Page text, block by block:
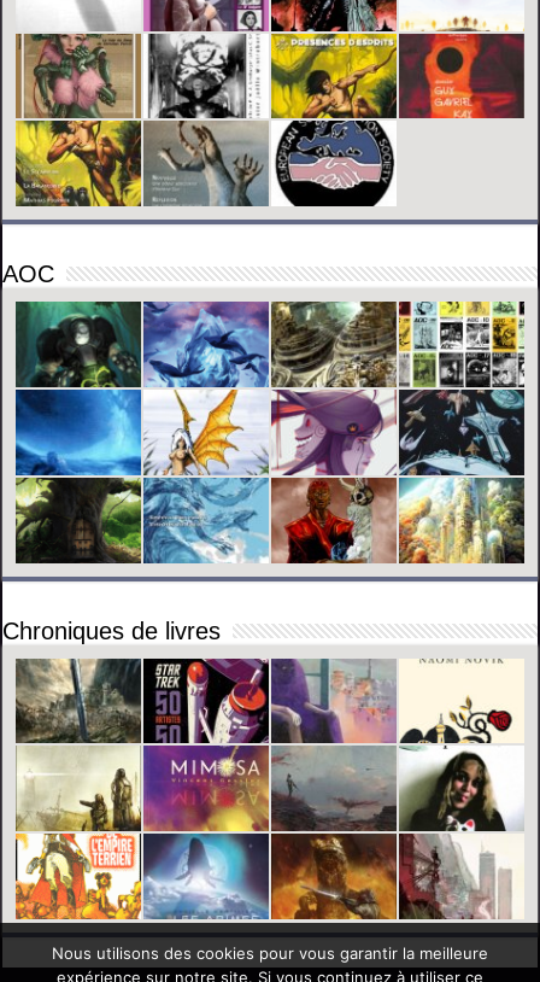
AOC
Chroniques de livres
Nous utilisons des cookies pour vous garantir la meilleure
expérience sur notre site. Si vous continuez à utiliser ce